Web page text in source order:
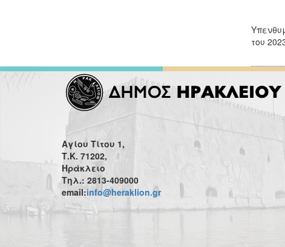
του
Αγίου Τίτου 1,
Τ.Κ. 71202,
Ηράκλειο
Τηλ.: 2813-409000
email:info@heraklion.gr